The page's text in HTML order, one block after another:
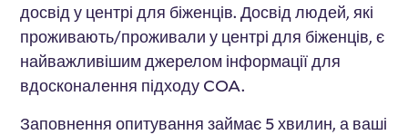
досвід у центрі для біженців. Досвід людей, які
проживають/проживали у центрі для біженців, є
найважливішим джерелом інформації для
вдосконалення підходу COA.
Заповнення опитування займає 5 хвилин, а ваші